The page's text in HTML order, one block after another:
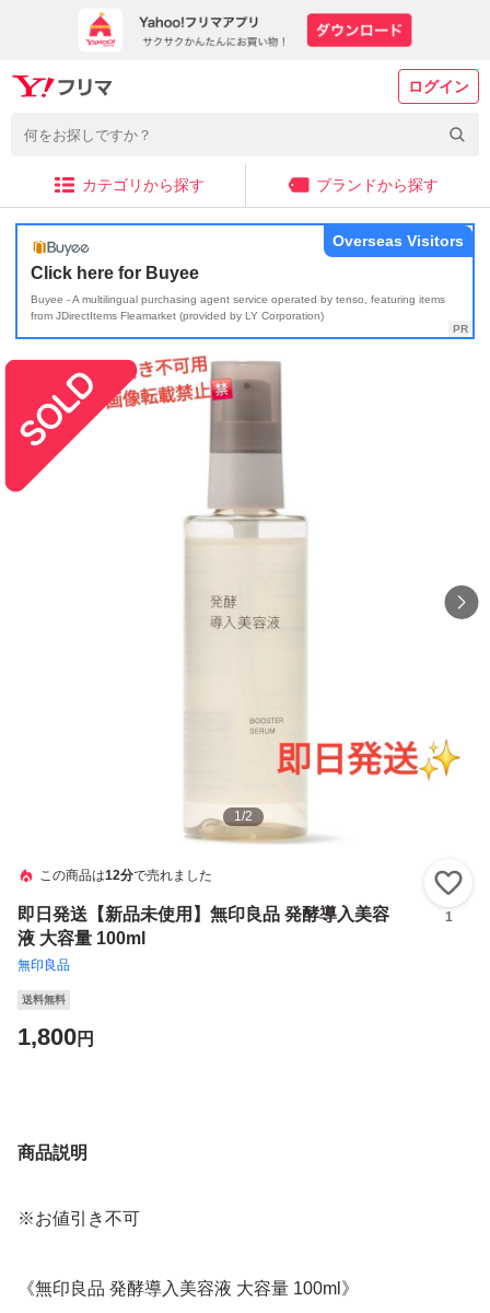
ログイン
カテゴリから探す ブランドから探す
Click here for Buyee
Buyee - A multilingual purchasing agent service operated by tenso, featuring items
from JDirectItems Fleamarket (provided by LY Corporation)
Overseas Visitors
1/2
この商品は12分で売れました
即日発送【新品未使用】無印良品 発酵導入美容
液 大容量 100ml
無印良品
1
送料無料
1,800円
商品説明
※お値引き不可
《無印良品 発酵導入美容液 大容量 100ml》